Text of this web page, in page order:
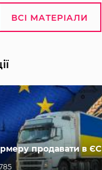
ВСІ МАТЕРІАЛИ
продавати в ЄС